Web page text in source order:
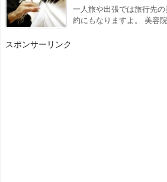
一人旅や出張では旅行先
約にもなりますよ。 美容
スポンサーリンク